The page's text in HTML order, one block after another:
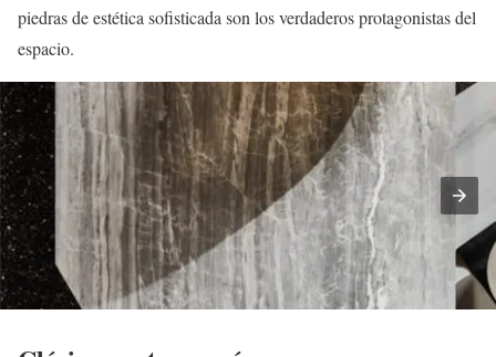
piedras de estética sofisticada son los verdaderos protagonistas del
espacio.